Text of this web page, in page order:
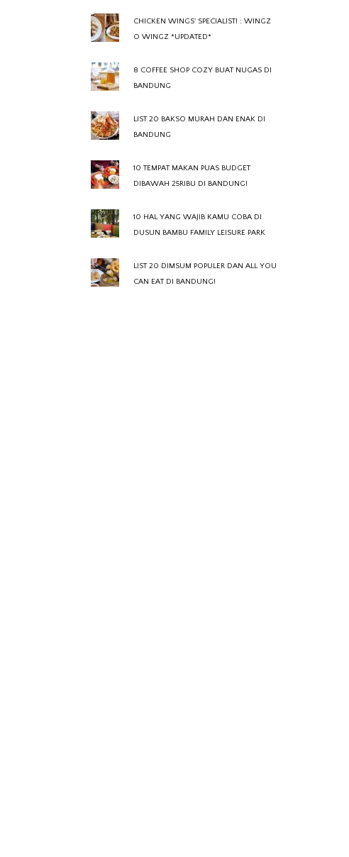
CHICKEN WINGS' SPECIALIST! : WINGZ
O WINGZ *UPDATED*
8 COFFEE SHOP COZY BUAT NUGAS DI
BANDUNG
LIST 20 BAKSO MURAH DAN ENAK DI
BANDUNG
10 TEMPAT MAKAN PUAS BUDGET
DIBAWAH 25RIBU DI BANDUNG!
10 HAL YANG WAJIB KAMU COBA DI
DUSUN BAMBU FAMILY LEISURE PARK
LIST 20 DIMSUM POPULER DAN ALL YOU
CAN EAT DI BANDUNG!